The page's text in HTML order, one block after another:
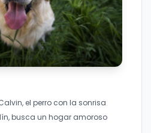
el perro con la sonrisa
busca un hogar amoroso